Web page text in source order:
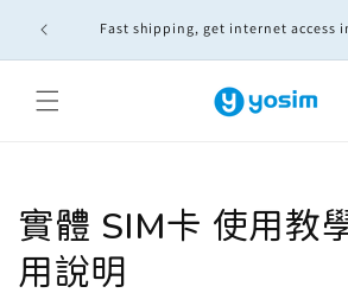
content
Fast shipping, get internet
實體 SIM卡 使用教
用說明